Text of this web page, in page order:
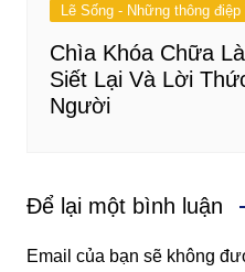
Lẽ Sống - Những thông
Chìa Khóa Chữa
Siết Lại Và Lời
Người
Để lại một bình luận
Email của bạn sẽ không